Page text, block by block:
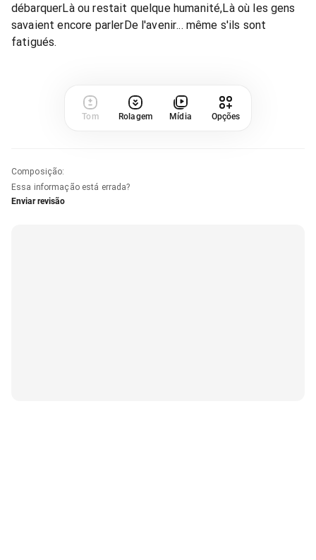
débarquerLà ou restait quelque humanité,Là où les gens
savaient encore parlerDe l'avenir... même s'ils sont
fatigués.
Tom Rolagem Mídia Opções
Composição:
Essa informação está errada?
Enviar revisão